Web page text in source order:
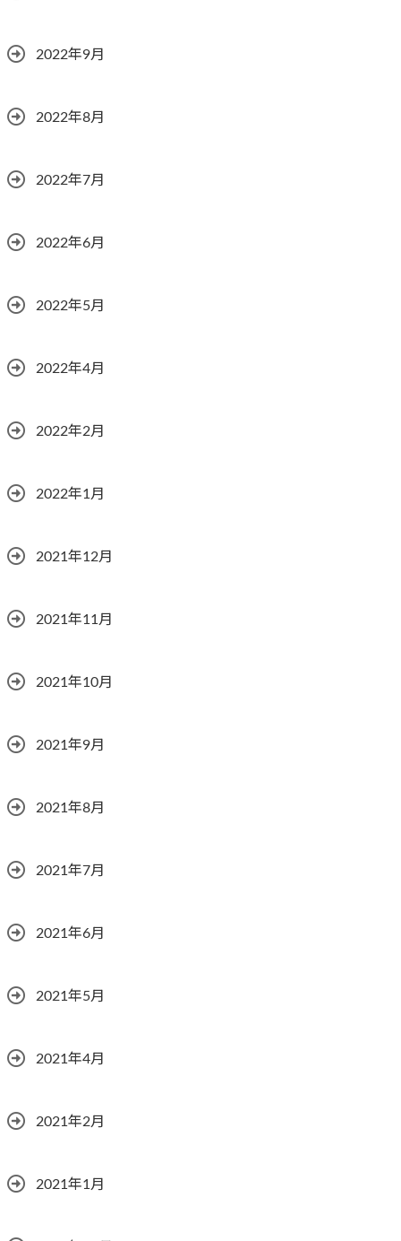
2022年9月
2022年8月
2022年7月
2022年6月
2022年5月
2022年4月
2022年2月
2022年1月
2021年12月
2021年11月
2021年10月
2021年9月
2021年8月
2021年7月
2021年6月
2021年5月
2021年4月
2021年2月
2021年1月